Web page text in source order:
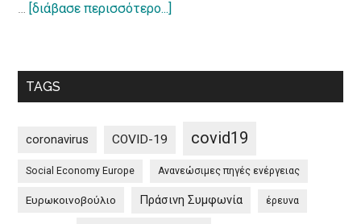
on
sustainable
tourism
… [διάβασε περισσότερο...]
από
εκδήλωση
Συμφωνία
στην
TAGS
coronavirus COVID-19 covid19
Social Economy Europe Ανανεώσιμες πηγές ενέργειας
Ευρωκοινοβούλιο Πράσινη Συμφωνία έρευνα